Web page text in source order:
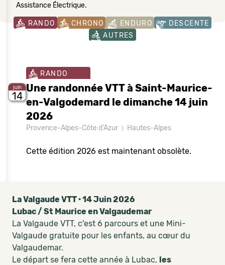
Assistance Électrique.
RANDO CHRONO ENDURO
DESCENTE
AUTRES
juin
14
RANDO
Une randonnée VTT à Saint-Maurice-
en-Valgodemard le dimanche 14 juin
2026
Provence-Alpes-Côte d'Azur Hautes-Alpes
Cette édition 2026 est maintenant obsolète.
La Valgaude VTT · 14 Juin 2026
Lubac / St Maurice en Valgaudemar
La Valgaude VTT, c'est 6 parcours et une Mini-
Valgaude gratuite pour les enfants, au cœur du
Valgaudemar.
Le départ se fera cette année à Lubac, les